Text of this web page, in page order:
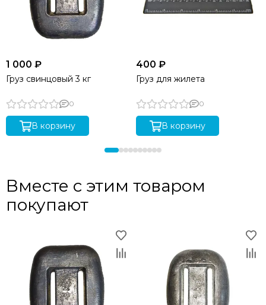
1 000 ₽
Груз свинцовый 3 кг
0
В корзину
400 ₽
Груз для жилета
0
В корзину
Вместе с этим товаром
покупают